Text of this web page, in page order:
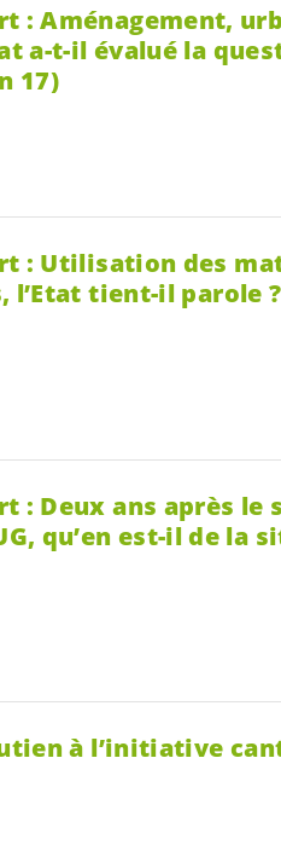
: Aménagement,
a-t-il évalué la
17)
: Utilisation des
tient-il parole ?
: Deux ans après le
qu’en est-il de la
à l’initiative